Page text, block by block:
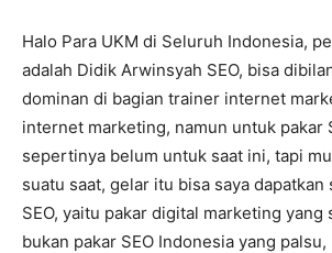
Halo Para UKM di Seluruh Indonesia,
adalah Didik Arwinsyah SEO, bisa
dominan di bagian trainer internet
internet marketing, namun untuk pakar
sepertinya belum untuk saat ini, tapi
suatu saat, gelar itu bisa saya dapatkan
SEO, yaitu pakar digital marketing yang
bukan pakar SEO Indonesia yang